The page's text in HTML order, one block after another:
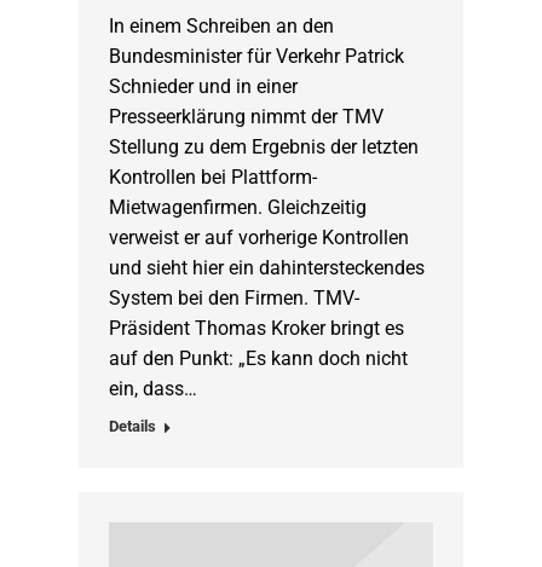
In einem Schreiben an den
Bundesminister für Verkehr Patrick
Schnieder und in einer
Presseerklärung nimmt der TMV
Stellung zu dem Ergebnis der letzten
Kontrollen bei Plattform-
Mietwagenfirmen. Gleichzeitig
verweist er auf vorherige Kontrollen
und sieht hier ein dahintersteckendes
System bei den Firmen. TMV-
Präsident Thomas Kroker bringt es
auf den Punkt: „Es kann doch nicht
ein, dass…
Details